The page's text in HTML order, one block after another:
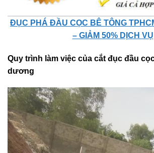
ĐỤC PHÁ ĐẦU CỌC BÊ TÔNG
– GIẢM 50% DỊCH VỤ
Quy trình làm việc của cắt đục đầu
dương